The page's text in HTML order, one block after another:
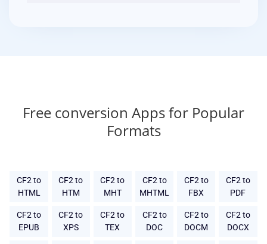
Free conversion Apps for Popular
Formats
CF2 to
HTML
CF2 to
HTM
CF2 to
MHT
CF2 to
MHTML
CF2 to
FBX
CF2 to
PDF
CF2 to
EPUB
CF2 to
XPS
CF2 to
TEX
CF2 to
DOC
CF2 to
DOCM
CF2 to
DOCX